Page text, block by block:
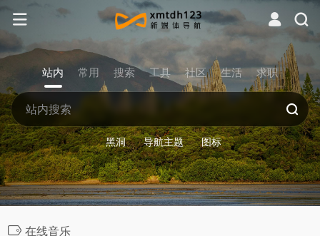
站内 常用 搜索 工具 社区 生活 求职
黑洞 导航主题 图标
在线音乐